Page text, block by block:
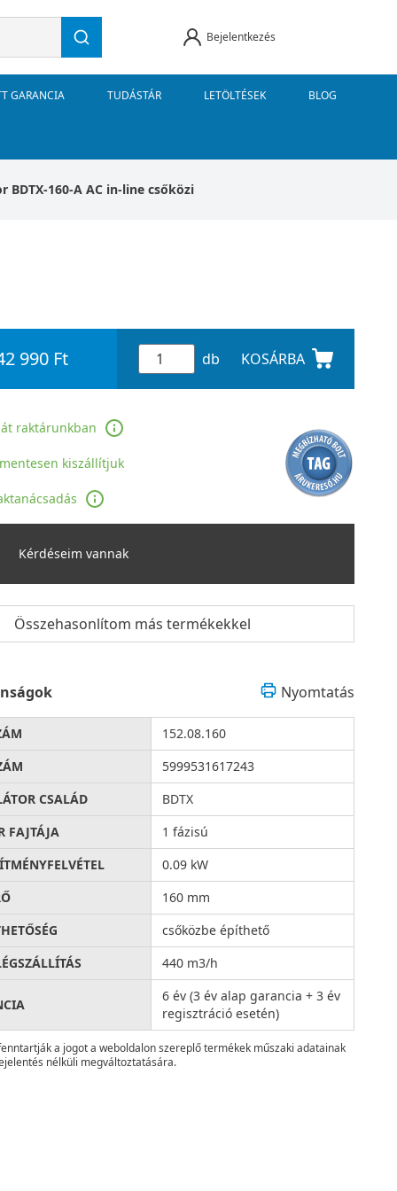
Bejelentkezés
GARANCIA TUDÁSTÁR LETÖLTÉSEK BLOG
BDTX-160-A AC in-line csőközi
990 Ft db KOSÁRBA
raktárunkban
kiszállítjuk
Kérdéseim vannak
Összehasonlítom más termékekkel
Nyomtatás
152.08.160
5999531617243
CSALÁD
BDTX
FAJTÁJA
1 fázisú
0.09 kW
160 mm
csőközbe építhető
440 m3/h
6 év (3 év alap garancia + 3 év
regisztráció esetén)
a jogot a weboldalon szereplő termékek műszaki adatainak
nélküli megváltoztatására.